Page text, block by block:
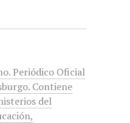
Periódico Oficial
Contiene
del